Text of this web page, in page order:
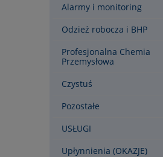
Alarmy i monitoring
Odzież robocza i BHP
Profesjonalna Chemia
Przemysłowa
Czystuś
Pozostałe
USŁUGI
Upłynnienia (OKAZJE)